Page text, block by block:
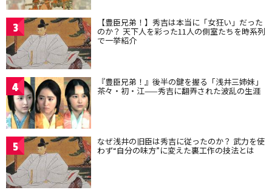
3 【豊臣兄弟！】秀吉は本当に「女狂い」だった
のか？ 天下人を彩った11人の側室たちを時系列
で一挙紹介
4 『豊臣兄弟！』後半の鍵を握る「浅井三姉妹」
茶々・初・江——秀吉に翻弄された波乱の生涯
5 なぜ浅井の旧臣は秀吉に従ったのか？ 武力を使
わず“自分の味方”に変えた裏工作の技法とは